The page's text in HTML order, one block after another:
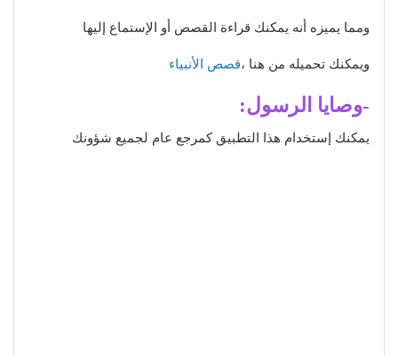
ومما يميزه أنه يمكنك قراءة القصص أو الإستماع إليها
ويمكنك تحميله من هنا ،قصص الأنبياء
-وصايا الرسول:
يمكنك إستخدام هذا التطبيق كمرجع عام لجميع شؤونك